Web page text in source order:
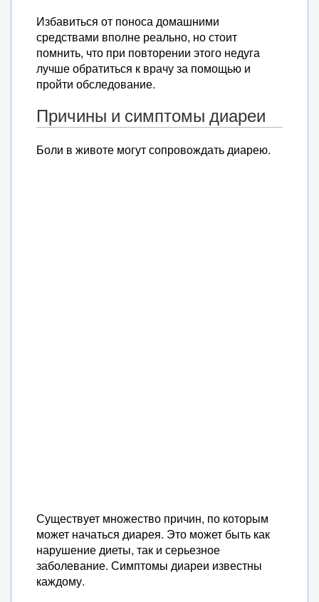
Избавиться от поноса домашними
средствами вполне реально, но стоит
помнить, что при повторении этого недуга
лучше обратиться к врачу за помощью и
пройти обследование.
Причины и симптомы диареи
Боли в животе могут сопровождать диарею.
Существует множество причин, по которым
может начаться диарея. Это может быть как
нарушение диеты, так и серьезное
заболевание. Симптомы диареи известны
каждому.